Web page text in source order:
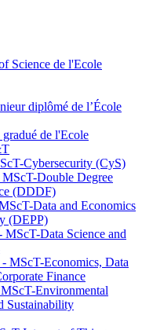
Science de l'Ecole
diplômé de l’École
de l'Ecole
Cybersecurity (CyS)
Double Degree
(DDDF)
Data and Economics
(DEPP)
Data Science and
MScT-Economics, Data
Finance
Environmental
Sustainability